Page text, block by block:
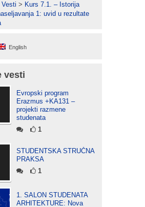
Vesti > Kurs 7.1. – Istorija
1: uvid u rezultate
English
vesti
Evropski program
Erazmus +KA131 –
projekti razmene
studenata
1
STUDENTSKA STRUČNA
PRAKSA
1
1. SALON STUDENATA
ARHITEKTURE: Nova